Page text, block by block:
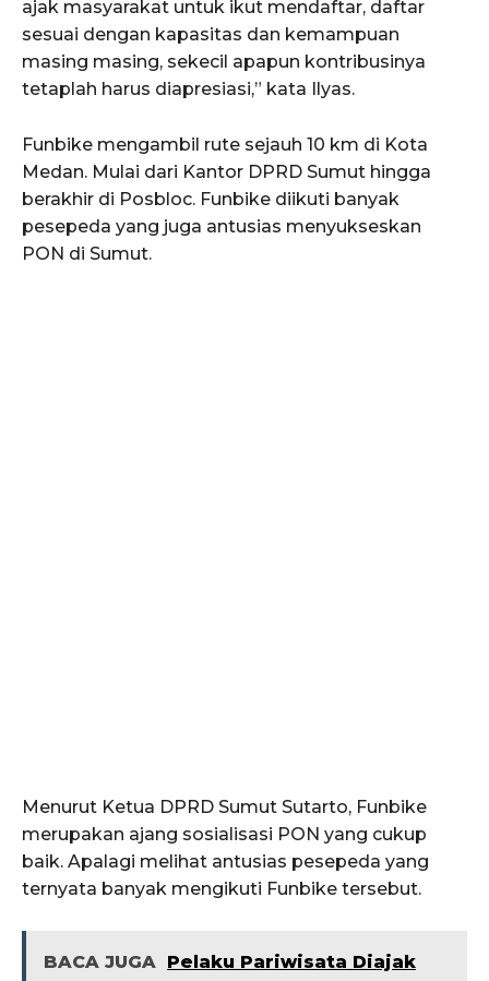
ajak masyarakat untuk ikut mendaftar, daftar
sesuai dengan kapasitas dan kemampuan
masing masing, sekecil apapun kontribusinya
tetaplah harus diapresiasi,” kata Ilyas.
Funbike mengambil rute sejauh 10 km di Kota
Medan. Mulai dari Kantor DPRD Sumut hingga
berakhir di Posbloc. Funbike diikuti banyak
pesepeda yang juga antusias menyukseskan
PON di Sumut.
Menurut Ketua DPRD Sumut Sutarto, Funbike
merupakan ajang sosialisasi PON yang cukup
baik. Apalagi melihat antusias pesepeda yang
ternyata banyak mengikuti Funbike tersebut.
BACA JUGA Pelaku Pariwisata Diajak